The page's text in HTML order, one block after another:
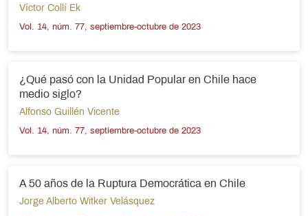
Víctor Collí Ek
Vol. 14, núm. 77, septiembre-octubre de 2023
¿Qué pasó con la Unidad Popular en Chile hace
medio siglo?
Alfonso Guillén Vicente
Vol. 14, núm. 77, septiembre-octubre de 2023
A 50 años de la Ruptura Democrática en Chile
Jorge Alberto Witker Velásquez